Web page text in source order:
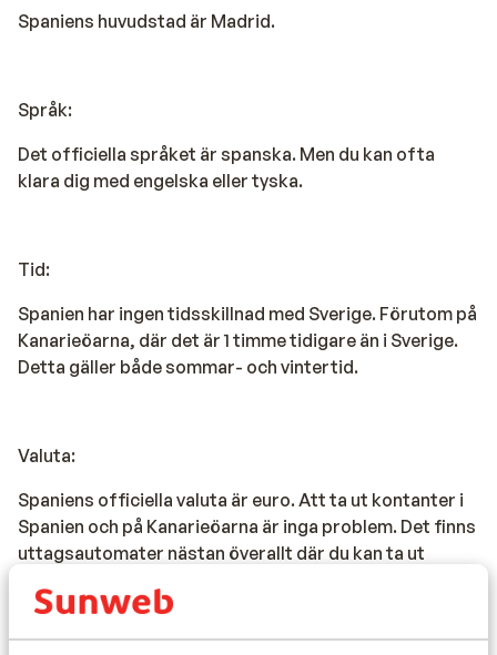
Spaniens huvudstad är Madrid.
Språk:
Det officiella språket är spanska. Men du kan ofta
klara dig med engelska eller tyska.
Tid:
Spanien har ingen tidsskillnad med Sverige. Förutom på
Kanarieöarna, där det är 1 timme tidigare än i Sverige.
Detta gäller både sommar- och vintertid.
Valuta:
Spaniens officiella valuta är euro. Att ta ut kontanter i
Spanien och på Kanarieöarna är inga problem. Det finns
uttagsautomater nästan överallt där du kan ta ut
på många ställen.